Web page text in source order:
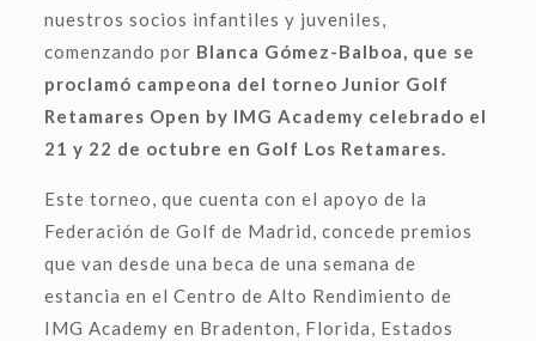
nuestros socios infantiles y juveniles,
comenzando por Blanca Gómez-Balboa, que se
proclamó campeona del torneo Junior Golf
Retamares Open by IMG Academy celebrado el
21 y 22 de octubre en Golf Los Retamares.
Este torneo, que cuenta con el apoyo de la
Federación de Golf de Madrid, concede premios
que van desde una beca de una semana de
estancia en el Centro de Alto Rendimiento de
IMG Academy en Bradenton, Florida, Estados